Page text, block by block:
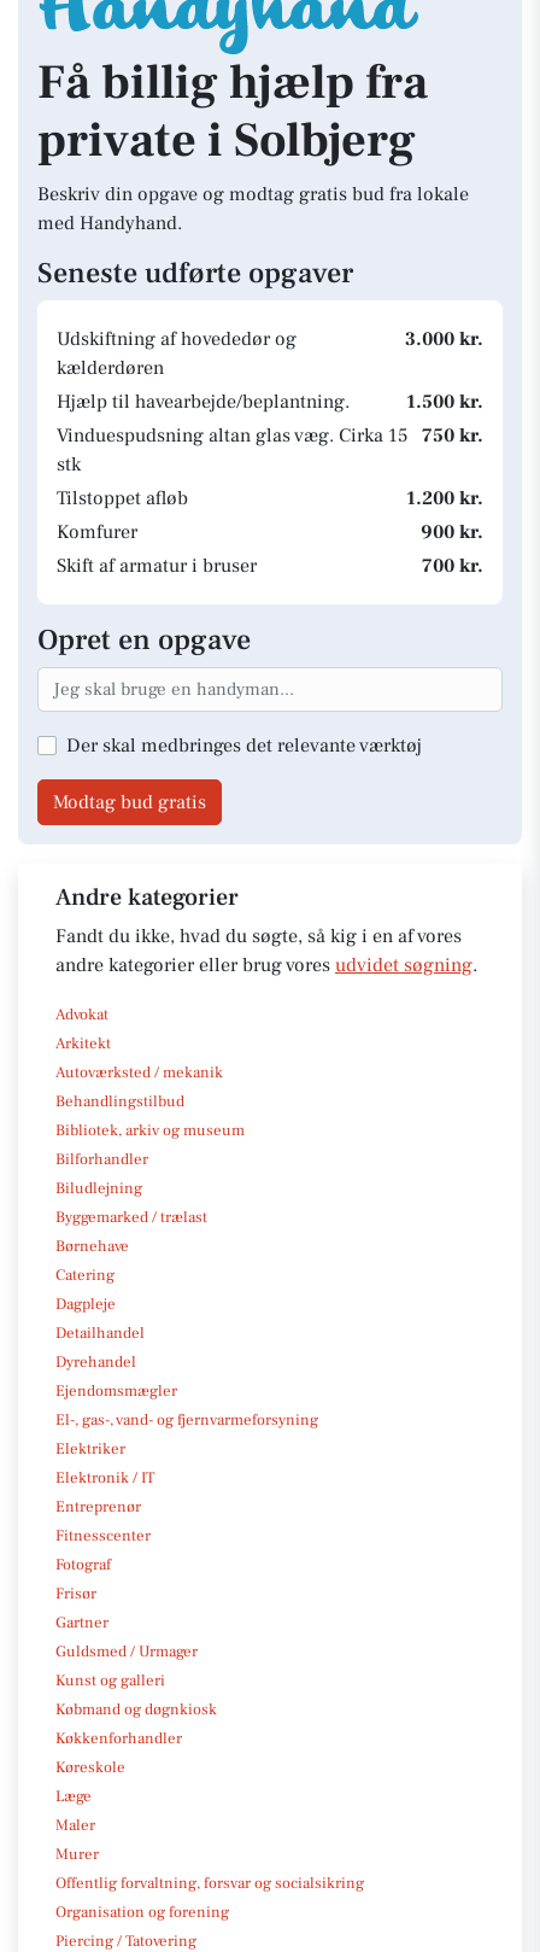
Få billig hjælp fra
private i Solbjerg
Beskriv din opgave og modtag gratis bud fra lokale
med Handyhand.
Seneste udførte opgaver
Udskiftning af hovededør og
kælderdøren
3.000 kr.
Hjælp til havearbejde/beplantning.
1.500 kr.
Vinduespudsning altan glas væg. Cirka 15
stk
750 kr.
Tilstoppet afløb
1.200 kr.
Komfurer
900 kr.
Skift af armatur i bruser
700 kr.
Opret en opgave
Der skal medbringes det relevante værktøj
Modtag bud gratis
Andre kategorier
Fandt du ikke, hvad du søgte, så kig i en af vores
andre kategorier eller brug vores udvidet søgning.
Advokat
Arkitekt
Autoværksted / mekanik
Behandlingstilbud
Bibliotek, arkiv og museum
Bilforhandler
Biludlejning
Byggemarked / trælast
Børnehave
Catering
Dagpleje
Detailhandel
Dyrehandel
Ejendomsmægler
El-, gas-, vand- og fjernvarmeforsyning
Elektriker
Elektronik / IT
Entreprenør
Fitnesscenter
Fotograf
Frisør
Gartner
Guldsmed / Urmager
Kunst og galleri
Købmand og døgnkiosk
Køkkenforhandler
Køreskole
Læge
Maler
Murer
Offentlig forvaltning, forsvar og socialsikring
Organisation og forening
Piercing / Tatovering